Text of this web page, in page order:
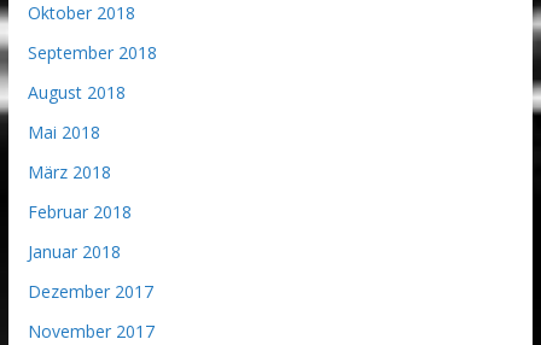
Oktober 2018
September 2018
August 2018
Mai 2018
März 2018
Februar 2018
Januar 2018
Dezember 2017
November 2017